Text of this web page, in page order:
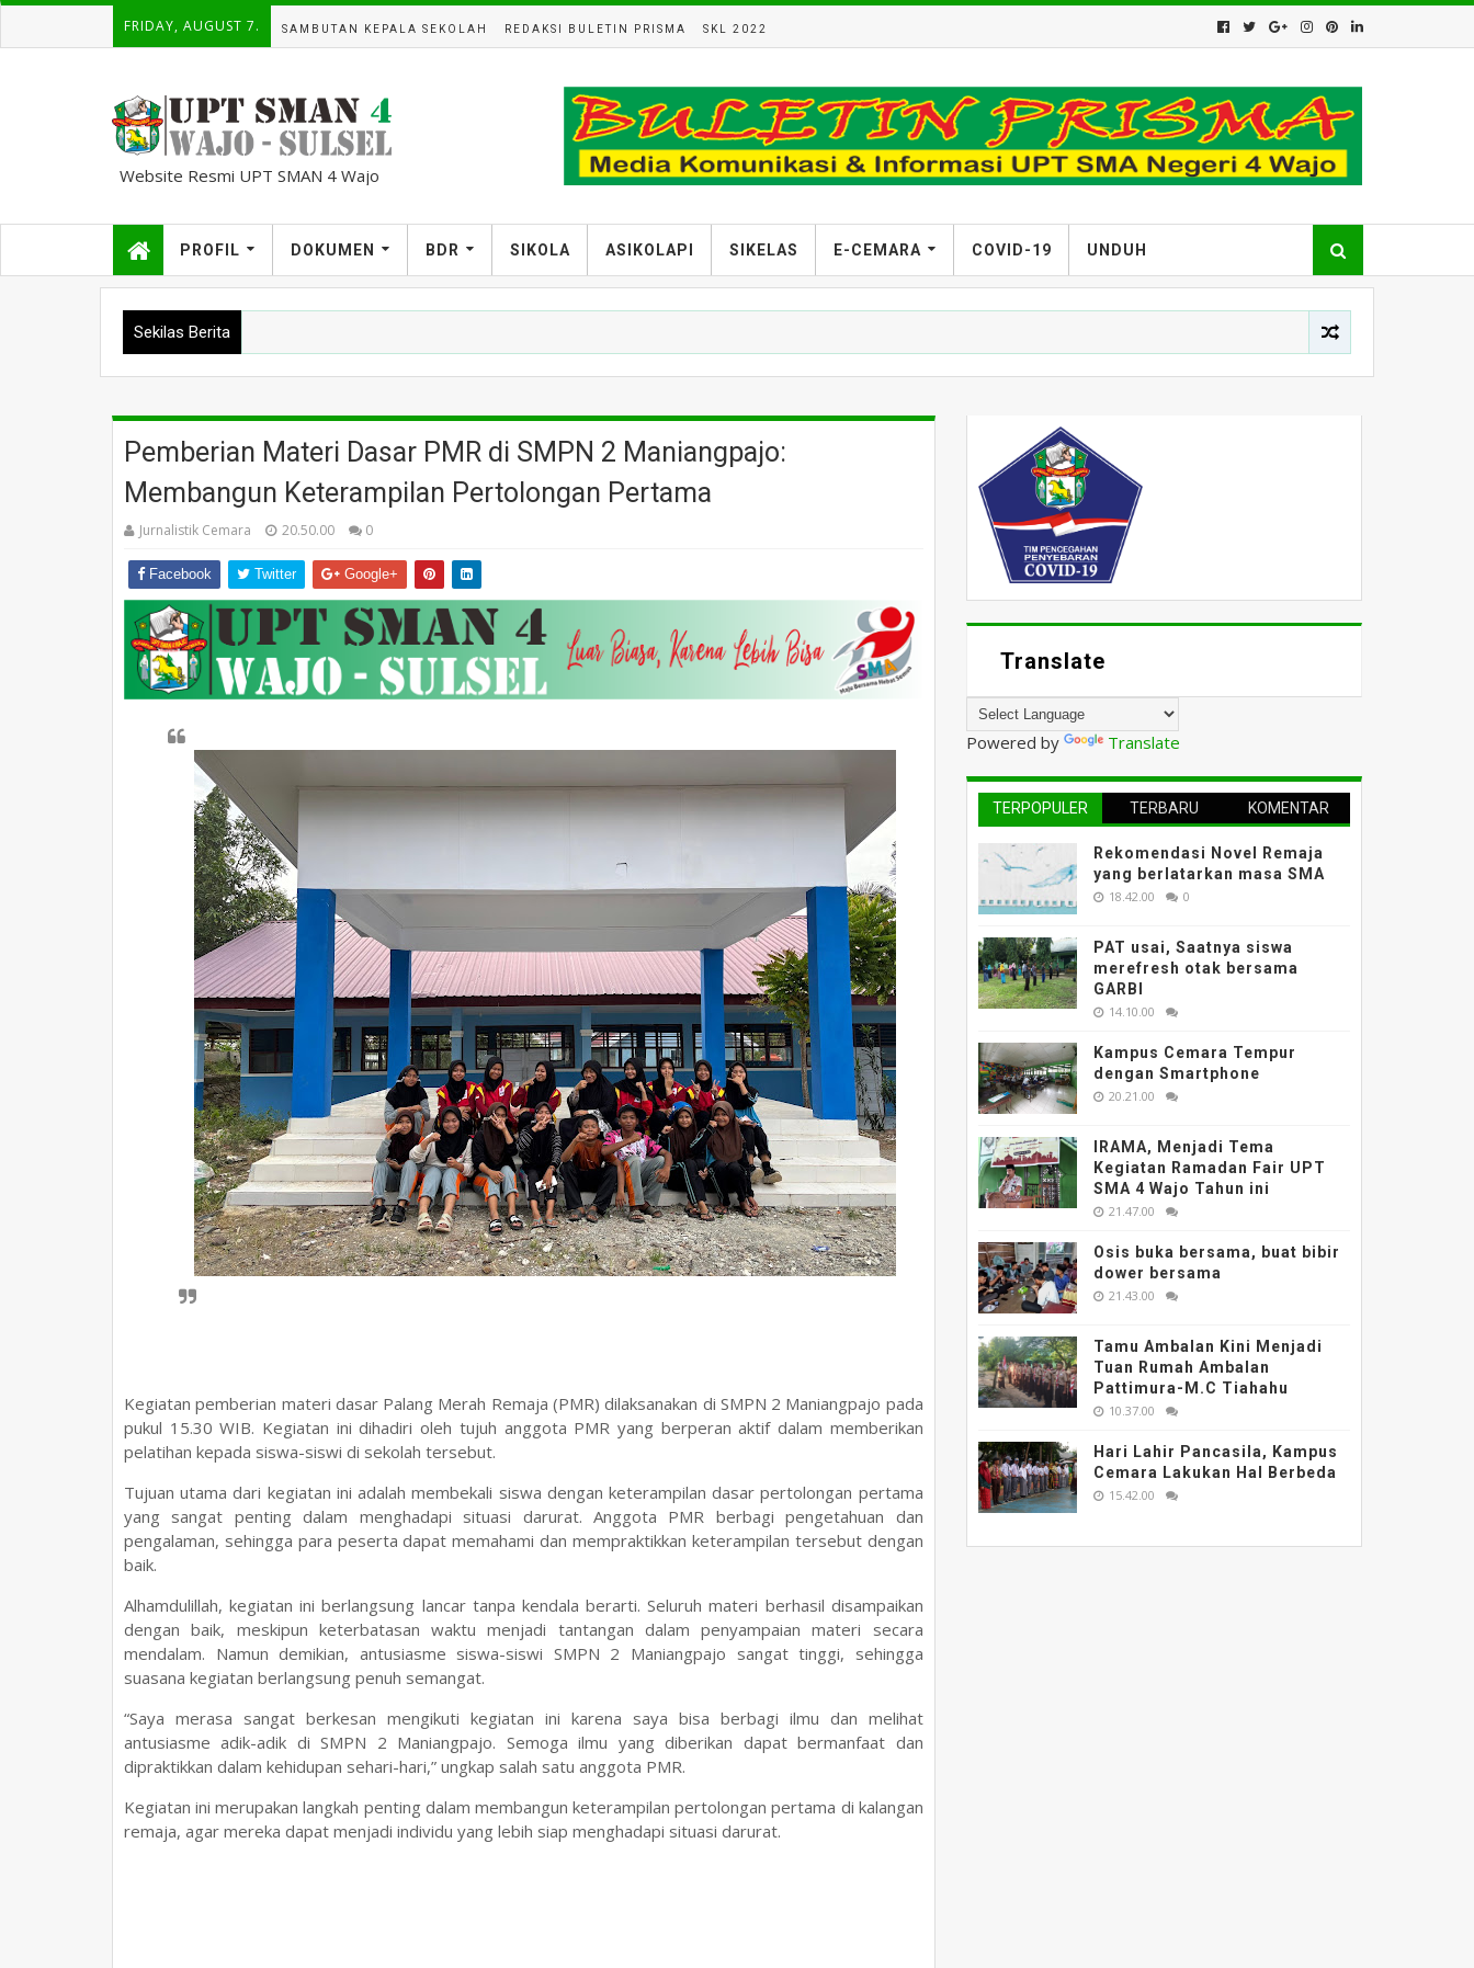
FRIDAY, AUGUST 7. SAMBUTAN KEPALA SEKOLAH REDAKSI BULETIN PRISMA SKL 2022
Website Resmi UPT SMAN 4 Wajo
PROFIL DOKUMEN BDR SIKOLA ASIKOLAPI SIKELAS E-CEMARA COVID-19 UNDUH
Sekilas Berita
Pemberian Materi Dasar PMR di SMPN 2 Maniangpajo:
Membangun Keterampilan Pertolongan Pertama
Jurnalistik Cemara 20.50.00 0
Facebook Twitter Google+
Kegiatan pemberian materi dasar Palang Merah Remaja (PMR) dilaksanakan di SMPN 2 Maniangpajo pada
pukul 15.30 WIB. Kegiatan ini dihadiri oleh tujuh anggota PMR yang berperan aktif dalam memberikan
pelatihan kepada siswa-siswi di sekolah tersebut.
Tujuan utama dari kegiatan ini adalah membekali siswa dengan keterampilan dasar pertolongan pertama
yang sangat penting dalam menghadapi situasi darurat. Anggota PMR berbagi pengetahuan dan
pengalaman, sehingga para peserta dapat memahami dan mempraktikkan keterampilan tersebut dengan
baik.
Alhamdulillah, kegiatan ini berlangsung lancar tanpa kendala berarti. Seluruh materi berhasil disampaikan
dengan baik, meskipun keterbatasan waktu menjadi tantangan dalam penyampaian materi secara
mendalam. Namun demikian, antusiasme siswa-siswi SMPN 2 Maniangpajo sangat tinggi, sehingga
suasana kegiatan berlangsung penuh semangat.
“Saya merasa sangat berkesan mengikuti kegiatan ini karena saya bisa berbagi ilmu dan melihat
antusiasme adik-adik di SMPN 2 Maniangpajo. Semoga ilmu yang diberikan dapat bermanfaat dan
dipraktikkan dalam kehidupan sehari-hari,” ungkap salah satu anggota PMR.
Kegiatan ini merupakan langkah penting dalam membangun keterampilan pertolongan pertama di kalangan
remaja, agar mereka dapat menjadi individu yang lebih siap menghadapi situasi darurat.
Translate
Powered by Translate
TERPOPULER TERBARU KOMENTAR
Rekomendasi Novel Remaja
yang berlatarkan masa SMA
18.42.00 0
PAT usai, Saatnya siswa
merefresh otak bersama
GARBI
14.10.00
Kampus Cemara Tempur
dengan Smartphone
20.21.00
IRAMA, Menjadi Tema
Kegiatan Ramadan Fair UPT
SMA 4 Wajo Tahun ini
21.47.00
Osis buka bersama, buat bibir
dower bersama
21.43.00
Tamu Ambalan Kini Menjadi
Tuan Rumah Ambalan
Pattimura-M.C Tiahahu
10.37.00
Hari Lahir Pancasila, Kampus
Cemara Lakukan Hal Berbeda
15.42.00